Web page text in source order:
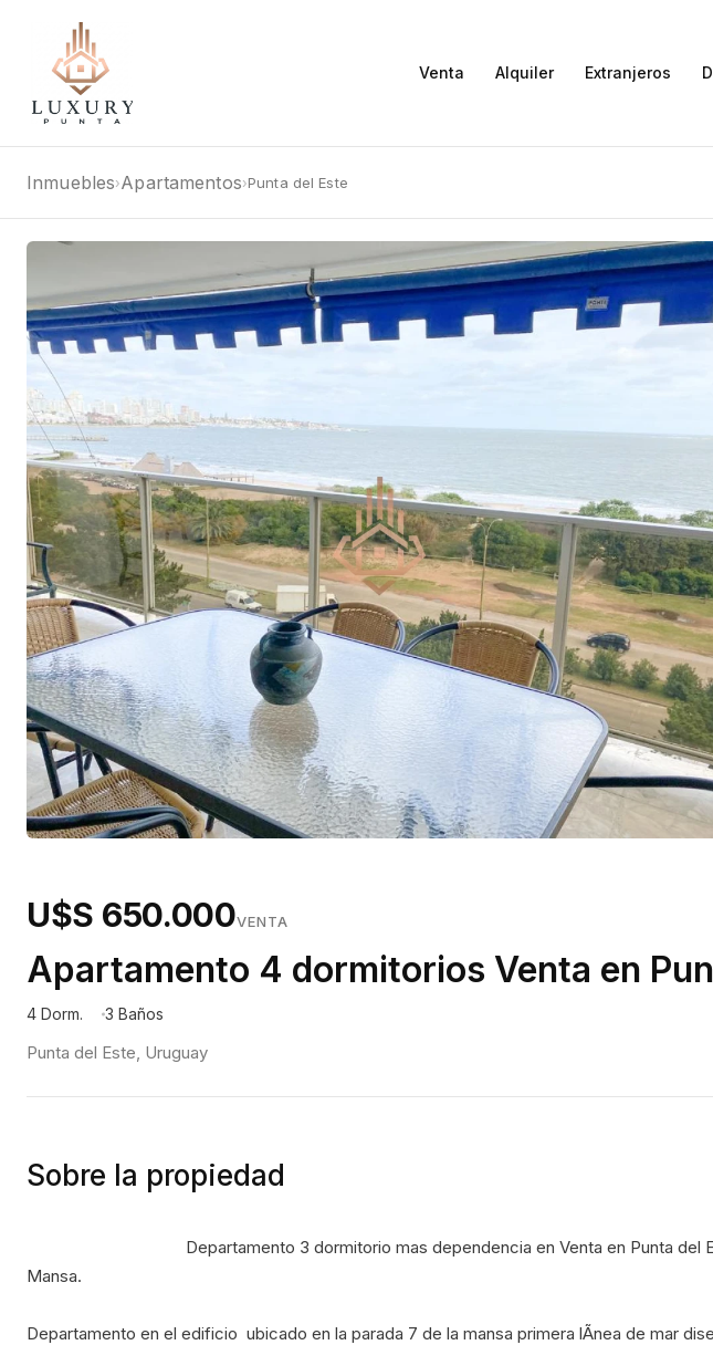
Venta Alquiler Extranjeros
Inmuebles›Apartamentos›Punta del Este
U$S 650.000VENTA
Apartamento 4 dormitorios Venta en
4 Dorm. 3 Baños
Punta del Este, Uruguay
Sobre la propiedad
Mansa.
Departamento en el edificio  ubicado en la parada 7 de la mansa primera lÃnea de mar